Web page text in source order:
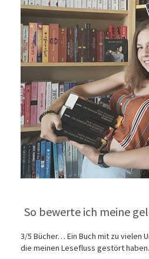
So bewerte ich meine
3/5 Bücher… Ein Buch mit zu vielen
die meinen Lesefluss gestört haben.